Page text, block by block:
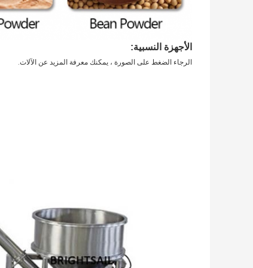
الأجهزة النسبية:
الرجاء الضغط على الصورة ، يمكنك معرفة المزيد عن الآلات.